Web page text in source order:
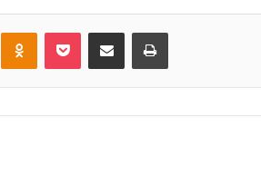
Odnoklassniki
Pocket E-Posta ile paylaş Yazdır